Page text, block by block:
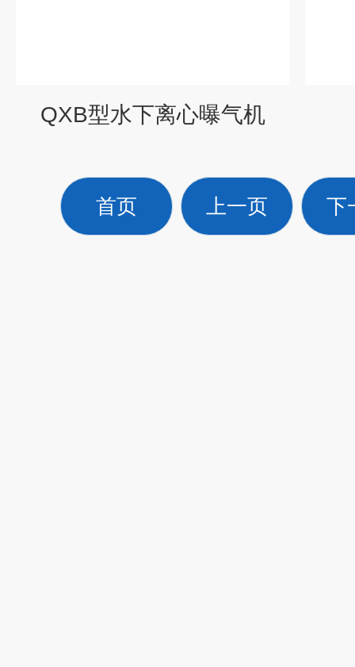
QXB型水下离心曝气机
首页 上一页 下